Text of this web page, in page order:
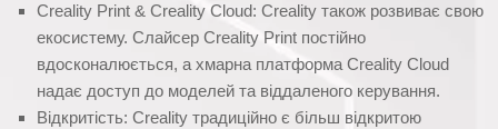
Creality Print & Creality Cloud: Creality також розвиває свою
екосистему. Слайсер Creality Print постійно
вдосконалюється, а хмарна платформа Creality Cloud
надає доступ до моделей та віддаленого керування.
Відкритість: Creality традиційно є більш відкритою